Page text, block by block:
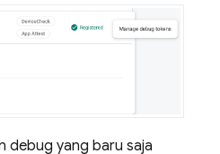
debug yang baru saja